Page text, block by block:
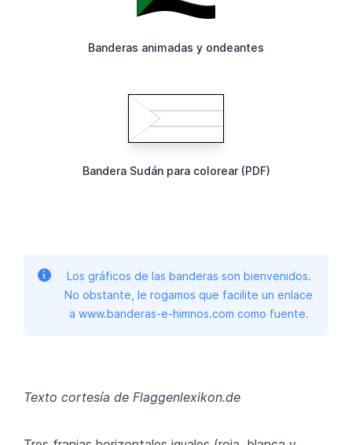
Banderas animadas y ondeantes
Bandera Sudán para colorear (PDF)
Los gráficos de las banderas son bienvenidos.
No obstante, le rogamos que facilite un enlace
a www.banderas-e-himnos.com como fuente.
Texto cortesía de Flaggenlexikon.de